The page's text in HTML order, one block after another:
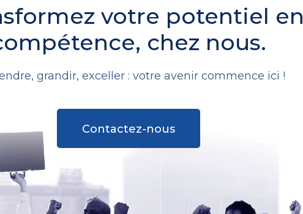
votre potentiel en
chez nous.
grandir, exceller : votre avenir commence ici !
Contactez-nous